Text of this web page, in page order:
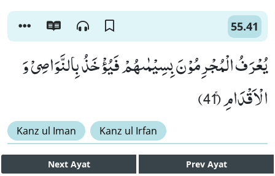
55.41
یُعْرَفُ الْمُجْرِمُوْنَ بِسِیْمٰىهُمْ فَیُؤْخَذُ بِالنَّوَاصِیْ وَ
الْاَقْدَامِۚ (41)
Kanz ul Iman Kanz ul Irfan
Next Ayat Prev Ayat